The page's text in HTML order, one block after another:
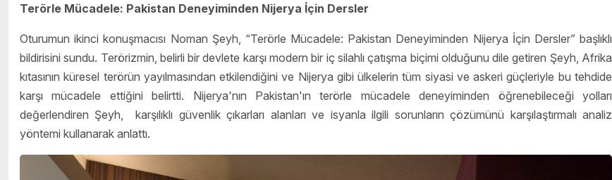
Terörle Mücadele: Pakistan Deneyiminden Nijerya İçin Dersler
Oturumun ikinci konuşmacısı Noman Şeyh, “Terörle Mücadele: Pakistan Deneyiminden Nijerya İçin Dersler” başlıklı
bildirisini sundu. Terörizmin, belirli bir devlete karşı modern bir iç silahlı çatışma biçimi olduğunu dile getiren Şeyh, Afrika
kıtasının küresel terörün yayılmasından etkilendiğini ve Nijerya gibi ülkelerin tüm siyasi ve askeri güçleriyle bu tehdide
karşı mücadele ettiğini belirtti. Nijerya'nın Pakistan'ın terörle mücadele deneyiminden öğrenebileceği yolları
değerlendiren Şeyh, karşılıklı güvenlik çıkarları alanları ve isyanla ilgili sorunların çözümünü karşılaştırmalı analiz
yöntemi kullanarak anlattı.